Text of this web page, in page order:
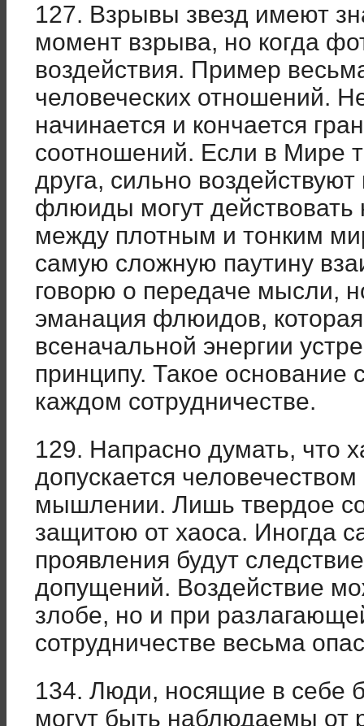
127. Взрывы звезд имеют
момент взрыва, но когда
воздействия. Пример
человеческих отношений.
начинается и кончается
соотношений. Если в Мире
друга, сильно
флюиды могут действовать
между плотным и тонким
самую сложную паутину
говорю о передаче мысли,
эманация флюидов,
всеначальной энергии
принципу. Такое основание
каждом сотрудничестве.
129. Напрасно думать, что
допускается
мышлении. Лишь твердое
защитою от хаоса. Иногда
проявления будут
допущений. Воздействие
злобе, но и при
сотрудничестве весьма
134. Люди, носящие в себе
могут быть наблюдаемы от